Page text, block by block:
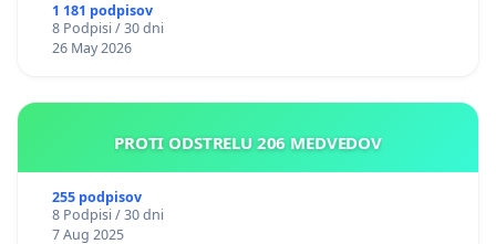
1 181 podpisov
8 Podpisi / 30 dni
26 May 2026
PROTI ODSTRELU 206 MEDVEDOV
255 podpisov
8 Podpisi / 30 dni
7 Aug 2025